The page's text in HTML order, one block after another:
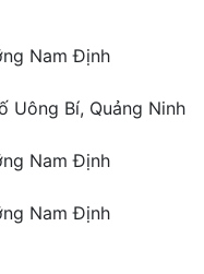
Nam Định
Uông Bí, Quảng Ninh
Nam Định
Nam Định